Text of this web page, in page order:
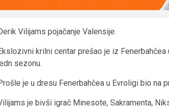
Vilijams pojačanje Valensije.
krilni centar prešao je iz
sezonu.
je u dresu Fenerbahčea u Evroligi bio na
je bivši igrač Minesote, Sakramenta,